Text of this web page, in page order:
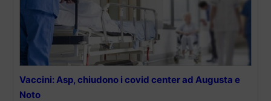
Vaccini: Asp, chiudono i covid center ad Augusta e
Noto